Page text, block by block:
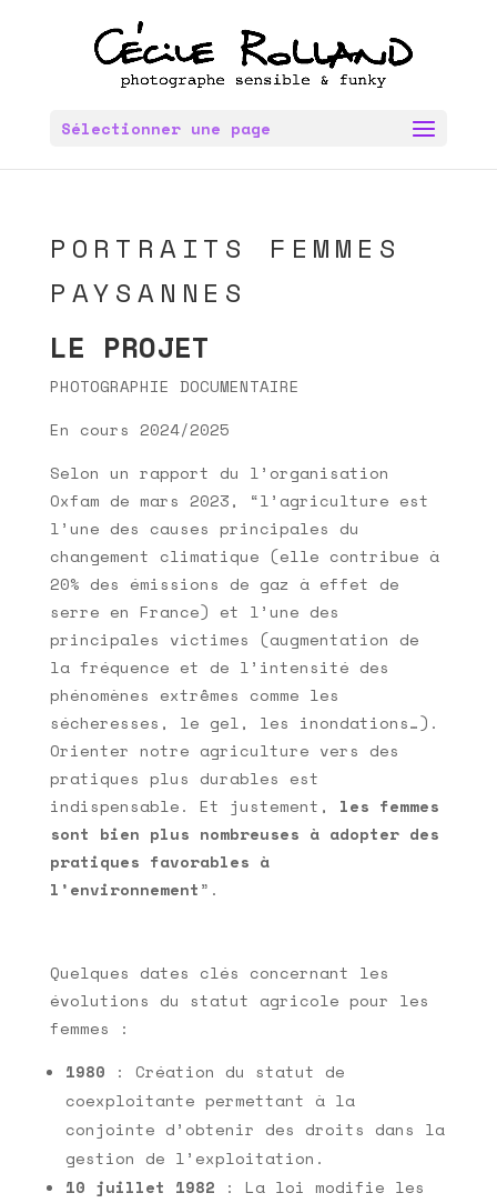
Sélectionner une page
PORTRAITS FEMMES
PAYSANNES
LE PROJET
PHOTOGRAPHIE DOCUMENTAIRE
En cours 2024/2025
Selon un rapport du l’organisation
Oxfam de mars 2023, “l’agriculture est
l’une des causes principales du
changement climatique (elle contribue à
20% des émissions de gaz à effet de
serre en France) et l’une des
principales victimes (augmentation de
la fréquence et de l’intensité des
phénomènes extrêmes comme les
sécheresses, le gel, les inondations…).
Orienter notre agriculture vers des
pratiques plus durables est
indispensable. Et justement, les femmes
sont bien plus nombreuses à adopter des
pratiques favorables à
l’environnement”.
Quelques dates clés concernant les
évolutions du statut agricole pour les
femmes :
1980 : Création du statut de
coexploitante permettant à la
conjointe d’obtenir des droits dans la
gestion de l’exploitation.
10 juillet 1982 : La loi modifie les